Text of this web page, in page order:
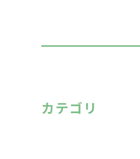
カテゴリ